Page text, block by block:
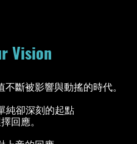
Vision
斷被影響與動搖的時代。
純卻深刻的起點
回應。